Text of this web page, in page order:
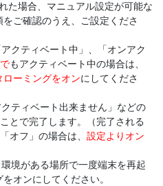
た場合、マニュアル設定が可能な
ご確認のうえ、ご設定くださ
クティベート中」、「オンアク
もアクティベート中の場合は、
ローミングをオンにしてくださ
ティベート出来ません」などの
とで完了します。（完了される
オフ」の場合は、 設定よりオン
境がある場所で一度端末を再起
オンにしてください。